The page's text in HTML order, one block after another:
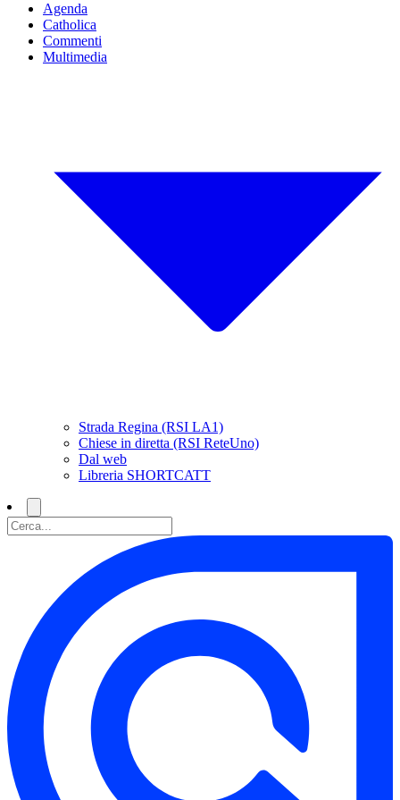
Agenda
Catholica
Commenti
Multimedia
Strada Regina (RSI LA1)
Chiese in diretta (RSI ReteUno)
Dal web
Libreria SHORTCATT